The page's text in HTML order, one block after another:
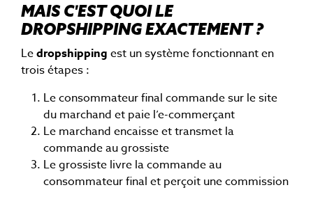
MAIS C'EST QUOI LE
DROPSHIPPING EXACTEMENT ?
Ledropshipping est un système fonctionnant en
trois étapes :
Le consommateur final commande sur le site
du marchand et paie l’e-commerçant
Le marchand encaisse et transmet la
commande au grossiste
Le grossiste livre la commande au
consommateur final et perçoit une commission